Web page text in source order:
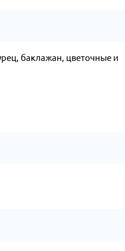
баклажан, цветочные и